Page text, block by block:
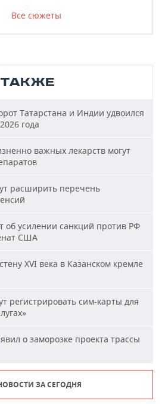
Все сюжеты
Татарстана и Индии удвоился
года
важных лекарств могут
расширить перечень
об усилении санкций против РФ
США
XVI века в Казанском кремле
регистрировать сим-карты для
о заморозке проекта трассы
ЗА СЕГОДНЯ